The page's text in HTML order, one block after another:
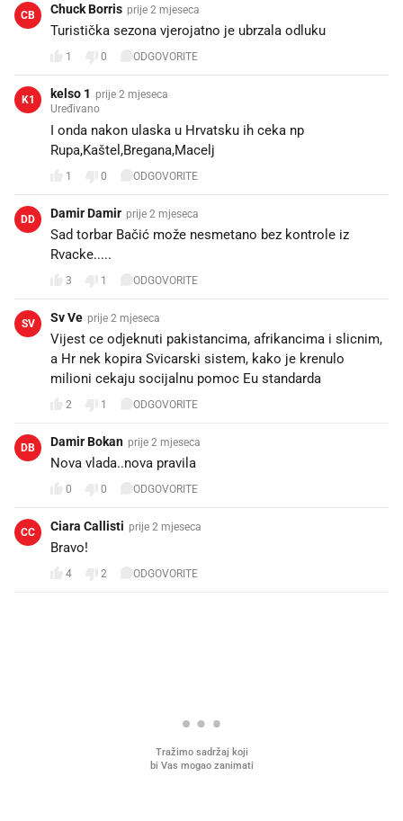
CB Chuck Borris prije 2 mjeseca
Turistička sezona vjerojatno je ubrzala odluku
1 0 ODGOVORITE
K1 kelso 1 prije 2 mjeseca
Uređivano
I onda nakon ulaska u Hrvatsku ih ceka np
Rupa,Kaštel,Bregana,Macelj
1 0 ODGOVORITE
DD Damir Damir prije 2 mjeseca
Sad torbar Bačić može nesmetano bez kontrole iz
Rvacke.....
3 1 ODGOVORITE
SV Sv Ve prije 2 mjeseca
Vijest ce odjeknuti pakistancima, afrikancima i slicnim,
a Hr nek kopira Svicarski sistem, kako je krenulo
milioni cekaju socijalnu pomoc Eu standarda
2 1 ODGOVORITE
DB Damir Bokan prije 2 mjeseca
Nova vlada..nova pravila🤷🏼‍♂️
0 0 ODGOVORITE
CC Ciara Callisti prije 2 mjeseca
Bravo!
4 2 ODGOVORITE